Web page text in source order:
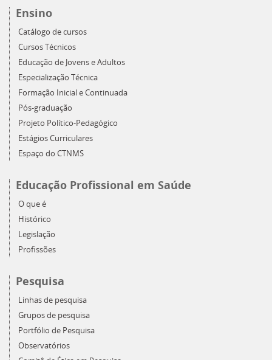
Ensino
Catálogo de cursos
Cursos Técnicos
Educação de Jovens e Adultos
Especialização Técnica
Formação Inicial e Continuada
Pós-graduação
Projeto Político-Pedagógico
Estágios Curriculares
Espaço do CTNMS
Educação Profissional em Saúde
O que é
Histórico
Legislação
Profissões
Pesquisa
Linhas de pesquisa
Grupos de pesquisa
Portfólio de Pesquisa
Observatórios